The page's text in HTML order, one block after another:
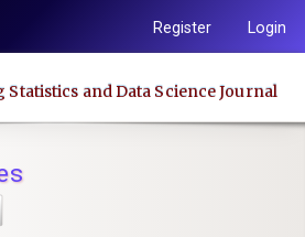
Register Login
Statistics and Data Science Journal